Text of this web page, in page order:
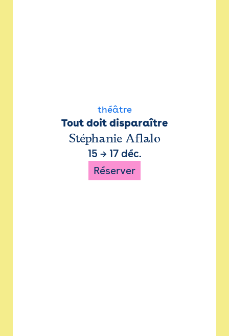
théâtre
Tout doit disparaître
Stéphanie Aflalo
15 → 17 déc.
Réserver